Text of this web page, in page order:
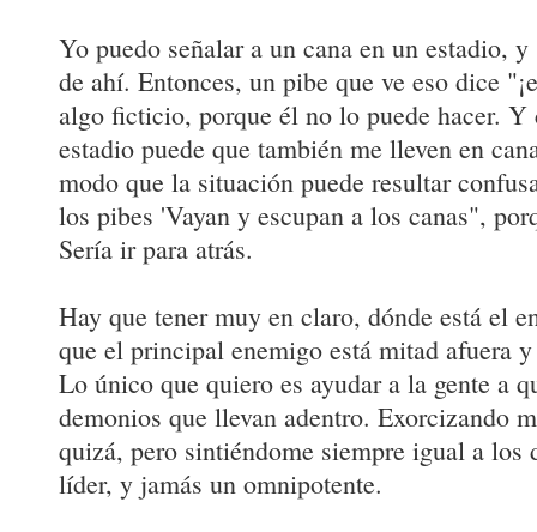
Yo puedo señalar a un cana en un estadio,
de ahí. Entonces, un pibe que ve eso dice
algo ficticio, porque él no lo puede hacer. Y
estadio puede que también me lleven en
modo que la situación puede resultar
los pibes 'Vayan y escupan a los canas",
Sería ir para atrás.
Hay que tener muy en claro, dónde está el
que el principal enemigo está mitad afuera
Lo único que quiero es ayudar a la gente a
demonios que llevan adentro. Exorcizando
quizá, pero sintiéndome siempre igual a los
líder, y jamás un omnipotente.